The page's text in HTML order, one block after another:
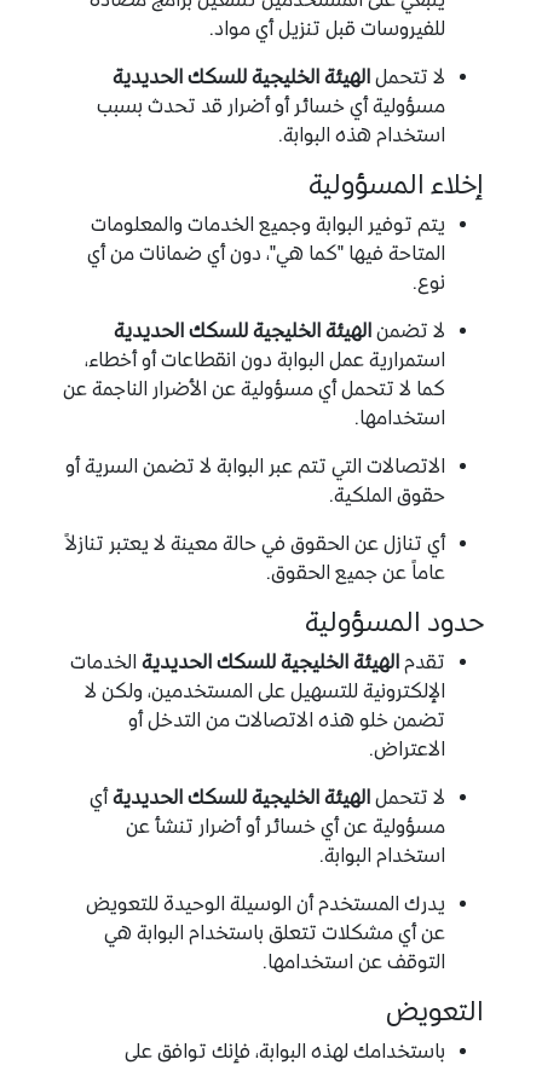
للفيروسات قبل تنزيل أي مواد.
لا تتحمل الهيئة الخليجية للسكك الحديدية
مسؤولية أي خسائر أو أضرار قد تحدث بسبب
استخدام هذه البوابة.
إخلاء المسؤولية
يتم توفير البوابة وجميع الخدمات والمعلومات
المتاحة فيها "كما هي"، دون أي ضمانات من أي
نوع.
لا تضمن الهيئة الخليجية للسكك الحديدية
استمرارية عمل البوابة دون انقطاعات أو أخطاء،
كما لا تتحمل أي مسؤولية عن الأضرار الناجمة عن
استخدامها.
الاتصالات التي تتم عبر البوابة لا تضمن السرية أو
حقوق الملكية.
أي تنازل عن الحقوق في حالة معينة لا يعتبر تنازلاً
عاماً عن جميع الحقوق.
حدود المسؤولية
تقدم الهيئة الخليجية للسكك الحديدية الخدمات
الإلكترونية للتسهيل على المستخدمين، ولكن لا
تضمن خلو هذه الاتصالات من التدخل أو
الاعتراض.
لا تتحمل الهيئة الخليجية للسكك الحديديةأي
مسؤولية عن أي خسائر أو أضرار تنشأ عن
استخدام البوابة.
يدرك المستخدم أن الوسيلة الوحيدة للتعويض
عن أي مشكلات تتعلق باستخدام البوابة هي
التوقف عن استخدامها.
التعويض
باستخدامك لهذه البوابة، فإنك توافق على